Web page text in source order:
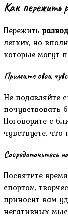
Как пережить
Пережить
легких, но
которые могут
Примите свои
Не подавляйте
почувствовать
Поговорите с
чувствуете, что
Сосредоточьтесь
Посвятите
спортом,
приносит вам
негативных